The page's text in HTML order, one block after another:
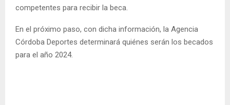
competentes para recibir la beca.
En el próximo paso, con dicha información, la Agencia
Córdoba Deportes determinará quiénes serán los becados
para el año 2024.